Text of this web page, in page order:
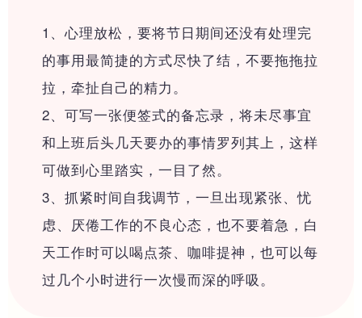
├─经络操视频
┗━专业教学视频
├─经络讲座
┗━宣传及活动视频
产品目录
1、心理放松，要将节日期间还没有处理完
的事用最简捷的方式尽快了结，不要拖拖拉
拉，牵扯自己的精力。
2、可写一张便签式的备忘录，将未尽事宜
和上班后头几天要办的事情罗列其上，这样
可做到心里踏实，一目了然。
3、抓紧时间自我调节，一旦出现紧张、忧
虑、厌倦工作的不良心态，也不要着急，白
天工作时可以喝点茶、咖啡提神，也可以每
过几个小时进行一次慢而深的呼吸。